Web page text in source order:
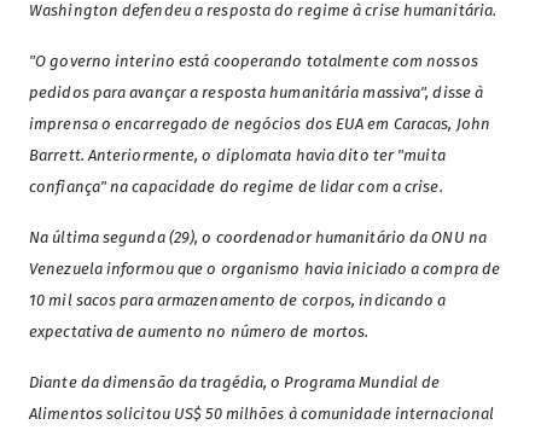
Washington defendeu a resposta do regime à crise humanitária.
"O governo interino está cooperando totalmente com nossos
pedidos para avançar a resposta humanitária massiva", disse à
imprensa o encarregado de negócios dos EUA em Caracas, John
Barrett. Anteriormente, o diplomata havia dito ter "muita
confiança" na capacidade do regime de lidar com a crise.
Na última segunda (29), o coordenador humanitário da ONU na
Venezuela informou que o organismo havia iniciado a compra de
10 mil sacos para armazenamento de corpos, indicando a
expectativa de aumento no número de mortos.
Diante da dimensão da tragédia, o Programa Mundial de
Alimentos solicitou US$ 50 milhões à comunidade internacional